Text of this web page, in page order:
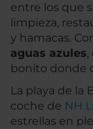
entre los que
limpieza,
y hamacas.
aguas azules,
bonito donde
La playa de la
coche de NH
estrellas en